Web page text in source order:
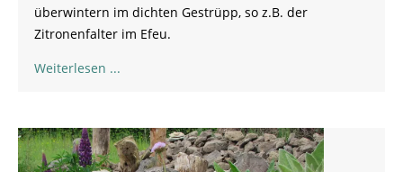
überwintern im dichten Gestrüpp, so z.B. der
Zitronenfalter im Efeu.
Weiterlesen